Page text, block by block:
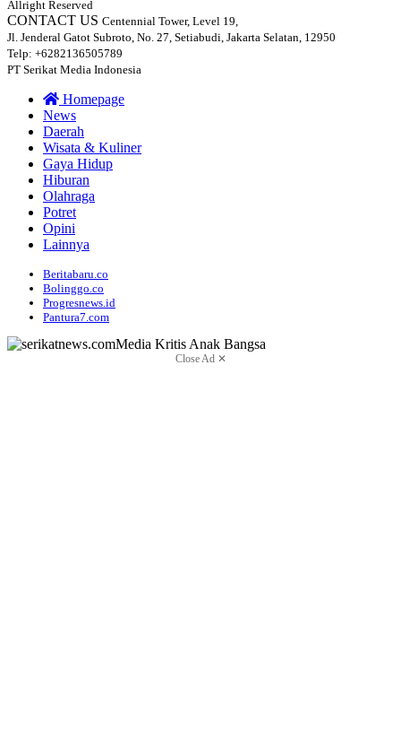
Allright Reserved
CONTACT US Centennial Tower, Level 19,
Jl. Jenderal Gatot Subroto, No. 27, Setiabudi, Jakarta Selatan, 12950
Telp: +6282136505789
PT Serikat Media Indonesia
Homepage
News
Daerah
Wisata & Kuliner
Gaya Hidup
Hiburan
Olahraga
Potret
Opini
Lainnya
Beritabaru.co
Bolinggo.co
Progresnews.id
Pantura7.com
Close Ad ✕